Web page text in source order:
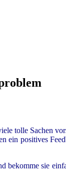
tolle Sachen
positives
sie